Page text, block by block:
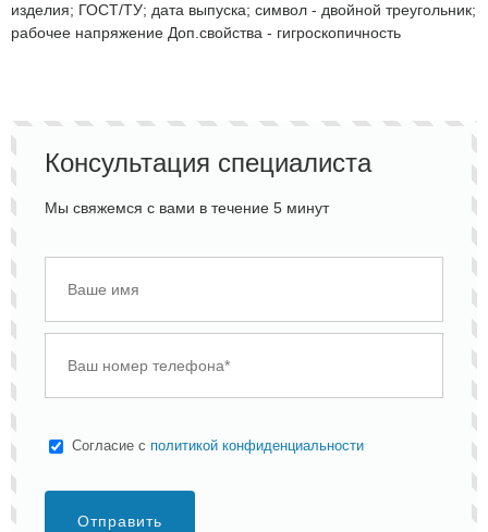
изделия; ГОСТ/ТУ; дата выпуска; символ - двойной треугольник;
рабочее напряжение Доп.свойства - гигроскопичность
Консультация специалиста
Мы свяжемся с вами в течение 5 минут
Cогласие с политикой конфиденциальности
Отправить